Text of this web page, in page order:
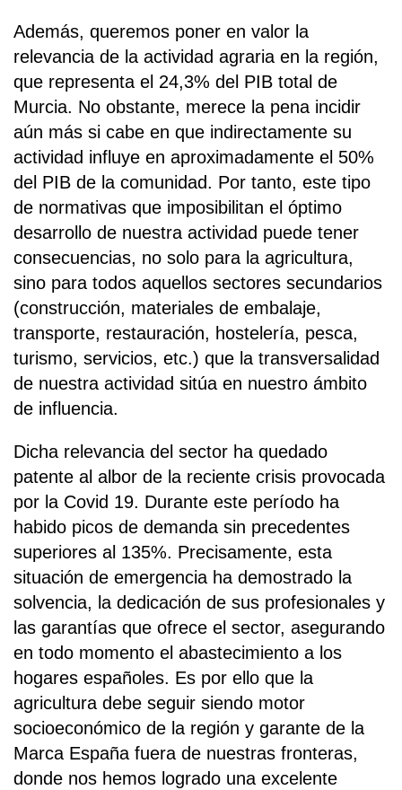
Además, queremos poner en valor la
relevancia de la actividad agraria en la región,
que representa el 24,3% del PIB total de
Murcia. No obstante, merece la pena incidir
aún más si cabe en que indirectamente su
actividad influye en aproximadamente el 50%
del PIB de la comunidad. Por tanto, este tipo
de normativas que imposibilitan el óptimo
desarrollo de nuestra actividad puede tener
consecuencias, no solo para la agricultura,
sino para todos aquellos sectores secundarios
(construcción, materiales de embalaje,
transporte, restauración, hostelería, pesca,
turismo, servicios, etc.) que la transversalidad
de nuestra actividad sitúa en nuestro ámbito
de influencia.
Dicha relevancia del sector ha quedado
patente al albor de la reciente crisis provocada
por la Covid 19. Durante este período ha
habido picos de demanda sin precedentes
superiores al 135%. Precisamente, esta
situación de emergencia ha demostrado la
solvencia, la dedicación de sus profesionales y
las garantías que ofrece el sector, asegurando
en todo momento el abastecimiento a los
hogares españoles. Es por ello que la
agricultura debe seguir siendo motor
socioeconómico de la región y garante de la
Marca España fuera de nuestras fronteras,
donde nos hemos logrado una excelente